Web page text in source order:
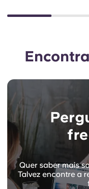
Quer saber mais
Talvez encontre a